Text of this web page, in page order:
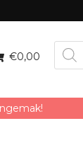
€0,00